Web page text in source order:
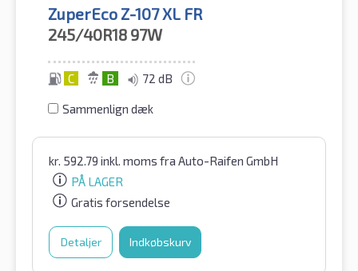
ZuperEco Z-107 XL FR
245/40R18 97W
C B 72 dB
Sammenlign dæk
kr. 592.79 inkl. moms fra Auto-Raifen GmbH
PÅ LAGER
Gratis forsendelse
Detaljer Indkøbskurv